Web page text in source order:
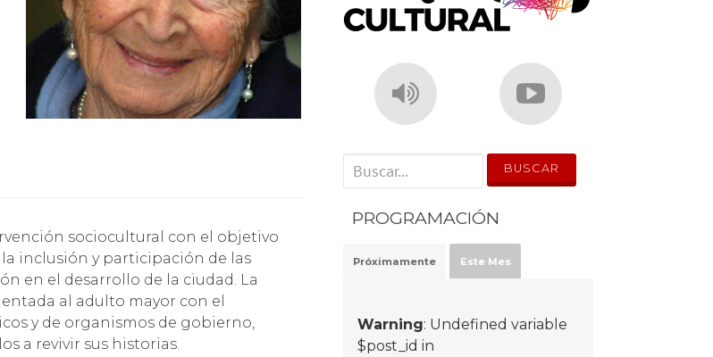
inclusión y participación de las
en el desarrollo de la ciudad. La
al adulto mayor con el
y de organismos de gobierno,
a revivir sus historias.
' . __('Search for:') . '
PROGRAMACIÓN
Próximamente Este Mes
Warning: Undefined variable
$post_id in